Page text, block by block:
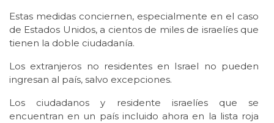
Estas medidas conciernen, especialmente en el caso
de Estados Unidos, a cientos de miles de israelíes que
tienen la doble ciudadanía.
Los extranjeros no residentes en Israel no pueden
ingresan al país, salvo excepciones.
Los ciudadanos y residente israelíes que se
encuentran en un país incluido ahora en la lista roja